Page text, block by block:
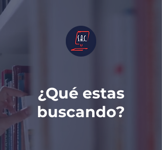
¿Qué estas
buscando?